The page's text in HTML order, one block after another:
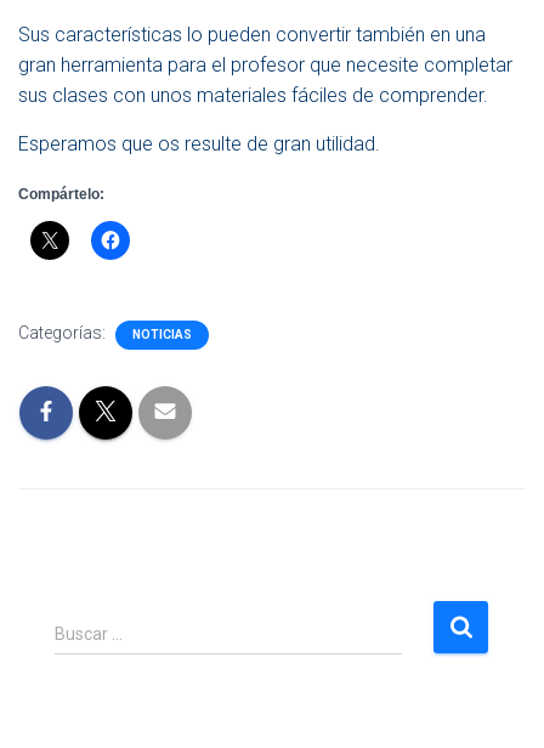
Sus características lo pueden convertir también en una
gran herramienta para el profesor que necesite completar
sus clases con unos materiales fáciles de comprender.
Esperamos que os resulte de gran utilidad.
Compártelo:
Categorías: NOTICIAS
B
u
Buscar …